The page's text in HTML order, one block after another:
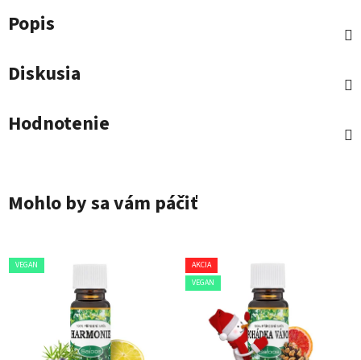
Popis
Diskusia
Hodnotenie
Mohlo by sa vám páčiť
VEGAN
AKCIA
VEGAN